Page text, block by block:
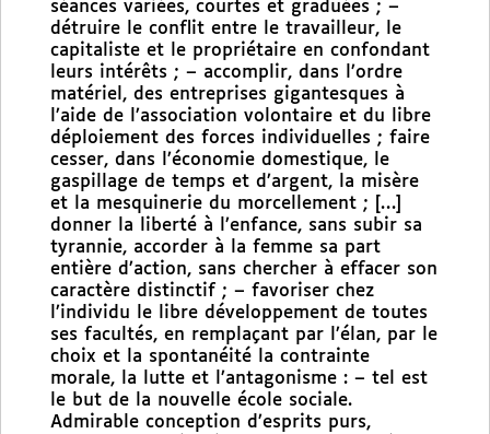
séances variées, courtes et graduées ; –
détruire le conflit entre le travailleur, le
capitaliste et le propriétaire en confondant
leurs intérêts ; – accomplir, dans l’ordre
matériel, des entreprises gigantesques à
l’aide de l’association volontaire et du libre
déploiement des forces individuelles ; faire
cesser, dans l’économie domestique, le
gaspillage de temps et d’argent, la misère
et la mesquinerie du morcellement ; […]
donner la liberté à l’enfance, sans subir sa
tyrannie, accorder à la femme sa part
entière d’action, sans chercher à effacer son
caractère distinctif ; – favoriser chez
l’individu le libre développement de toutes
ses facultés, en remplaçant par l’élan, par le
choix et la spontanéité la contrainte
morale, la lutte et l’antagonisme : – tel est
le but de la nouvelle école sociale.
Admirable conception d’esprits purs,